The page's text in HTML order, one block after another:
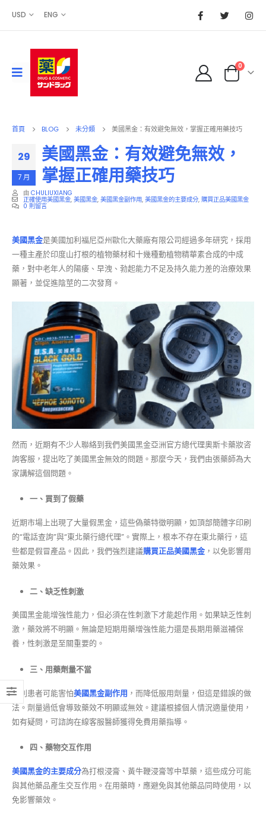
USD ENG
0
首頁 BLOG 未分類 美國黑金：有效避免無效，掌握正確用藥技巧
29
7 月
美國黑金：有效避免無效，
掌握正確用藥技巧
由 CHULIUXIANG
正確使用美國黑金,美國黑金,美國黑金副作用,美國黑金的主要成分,購買正品美國黑金
0 則留言
美國黑金是美國加利福尼亞州歐化大藥廠有限公司經過多年研究，採用
一種主產於印度山打根的植物藥材和十幾種動植物精華素合成的中成
藥，對中老年人的陽痿、早洩、勃起能力不足及持久能力差的治療效果
顯著，並促進陰莖的二次發育。
然而，近期有不少人聯絡到我們美國黑金亞洲官方總代理奧斯卡藥妝咨
詢客服，提出吃了美國黑金無效的問題。那麼今天，我們由張藥師為大
家講解這個問題。
一、買到了假藥
近期市場上出現了大量假黑金，這些偽藥特徵明顯，如頂部簡體字印刷
的“電話查詢”與“東北藥行總代理”。實際上，根本不存在東北藥行，這
些都是假冒產品。因此，我們強烈建議購買正品美國黑金 ，以免影響用
藥效果。
二、缺乏性刺激
美國黑金能增強性能力，但必須在性刺激下才能起作用。如果缺乏性刺
激，藥效將不明顯。無論是短期用藥增強性能力還是長期用藥滋補保
養，性刺激是至關重要的。
三、用藥劑量不當
個別患者可能害怕美國黑金副作用 ，而降低服用劑量，但這是錯誤的做
法。劑量過低會導致藥效不明顯或無效。建議根據個人情況適量使用，
如有疑問，可諮詢在線客服醫師獲得免費用藥指導。
四、藥物交互作用
美國黑金的主要成分為打根浸膏、黃牛鞭浸膏等中草藥，這些成分可能
與其他藥品產生交互作用。在用藥時，應避免與其他藥品同時使用，以
免影響藥效。